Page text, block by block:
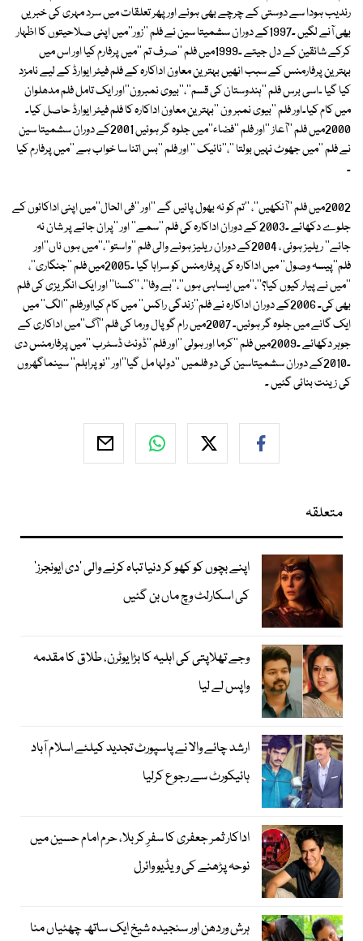
رندیب ہودا سے دوستی کے چرچے بھی ہوئے اور پھر تعلقات میں سرد مہری کی خبریں
بھی آنے لگیں ۔1997کے دوران سشمیتا سین نے فلم ''زور''میں اپنی صلاحیتوں کا اظہار
کرکے شائقین کے دل جیتے ۔1999میں فلم ''صرف تم ''میں پرفارم کیا اور اس میں
بہترین پرفارمنس کے سبب انھیں بہترین معاون اداکارہ کے فلم فیئر ایوارڈ کے لیے نامزد
کیا گیا ۔اسی برس فلم ''ہندوستان کی قسم''،''بیوی نمبرون''اور ایک تامل فلم مدھلوان
میں کام کیا۔اور فلم ''بیوی نمبر ون ''بہترین معاون اداکارہ کا فلم فیئر ایوارڈ حاصل کیا۔
2000میں فلم ''آعاز ''اور فلم ''فضاء''میں جلوہ گر ہوئیں 2001کے دوران سشمیتا سین
نے فلم ''میں جھوٹ نہیں بولتا ''،''نائیک '' اور فلم ''بس اتنا سا خواب ہے ''میں پرفارم کیا
۔
2002میں فلم ''آنکھیں''، ''تم کو نہ بھول پائیں گے ''اور ''فی الحال''میں اپنی اداکائوں کے
جلوے دکھائے ۔2003 کے دوران اداکارہ کی فلم ''سمے'' اور ''پران جائے پر شان نہ
جائے'' ریلیز ہوئی ، 2004کے دوران ریلیز ہونے والی فلم ''واستو''،''میں ہوں ناں''اور
فلم''پیسہ وصول'' میں اداکارہ کی پرفارمنس کو سراہا گیا ۔2005میں فلم ''جنگاری''،
''میں نے پیار کیوں کیا؟''،''میں ایساہی ہوں''،''بے وفا''، ''کسنا'' اور ایک انگریزی کی فلم
بھی کی۔ 2006کے دوران اداکارہ نے فلم''زندگی راکس'' میں کام کیااورفلم ''الگ'' میں
ایک گانے میں جلوہ گر ہوئیں۔ 2007میں رام گوپال ورما کی فلم ''آگ''میں اداکاری کے
جوہر دکھائے ۔2009میں فلم ''کرما اور ہولی ''اور فلم ''ڈونٹ ڈسٹرب ''میں پرفارمنس دی
۔2010کے دوران سشمیتاسین کی دو فلمیں ''دولہا مل گیا''اور ''نوپرابلم'' سینماگھروں
کی زینت بنائی گئیں ۔
متعلقہ
اپنے بچوں کو کھو کر دنیا تباہ کرنے والی ’دی ایونجرز‘
کی اسکارلٹ وچ ماں بن گئیں
وجے تھلاپتی کی اہلیہ کا بڑا یوٹرن، طلاق کا مقدمہ
واپس لے لیا
ارشد چائے والا نے پاسپورٹ تجدید کیلئے اسلام آباد
ہائیکورٹ سے رجوع کرلیا
اداکار ثمر جعفری کا سفرِ کربلا، حرم امام حسین میں
نوحہ پڑھنے کی ویڈیو وائرل
ہرش وردھن اور سنجیدہ شیخ ایک ساتھ چھٹیاں منا